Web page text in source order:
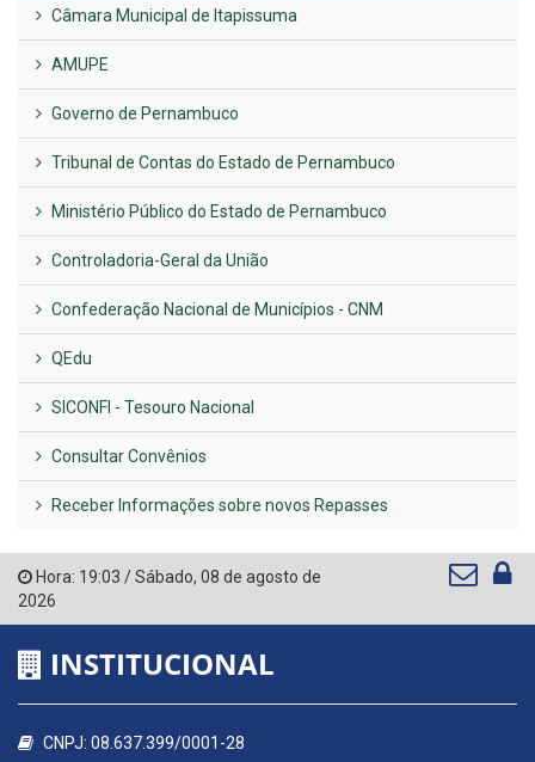
Câmara Municipal de Itapissuma
AMUPE
Governo de Pernambuco
Tribunal de Contas do Estado de Pernambuco
Ministério Público do Estado de Pernambuco
Controladoria-Geral da União
Confederação Nacional de Municípios - CNM
QEdu
SICONFI - Tesouro Nacional
Consultar Convênios
Receber Informações sobre novos Repasses
Hora: 19:03 /Sábado, 08 de agosto de
2026
INSTITUCIONAL
CNPJ: 08.637.399/0001-28